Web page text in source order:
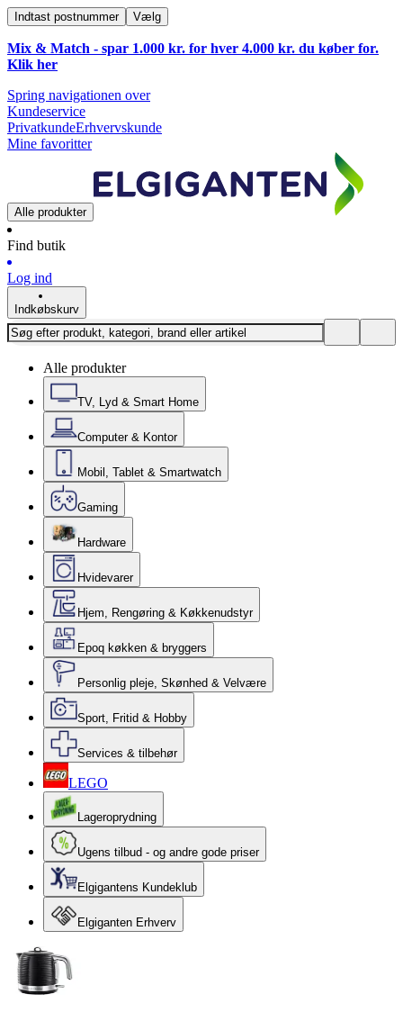
Indtast postnummer Vælg
Mix & Match - spar 1.000 kr. for hver 4.000 kr. du køber for.
Klik her
Spring navigationen over
Kundeservice
PrivatkundeErhvervskunde
Mine favoritter
Alle produkter
Find butik
Log ind
Indkøbskurv
Alle produkter
TV, Lyd & Smart Home
Computer & Kontor
Mobil, Tablet & Smartwatch
Gaming
Hardware
Hvidevarer
Hjem, Rengøring & Køkkenudstyr
Epoq køkken & bryggers
Personlig pleje, Skønhed & Velvære
Sport, Fritid & Hobby
Services & tilbehør
LEGO
Lageroprydning
Ugens tilbud - og andre gode priser
Elgigantens Kundeklub
Elgiganten Erhverv